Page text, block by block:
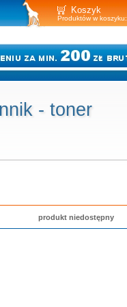
Koszyk
Produktów w koszyku:
- toner
produkt niedostępny